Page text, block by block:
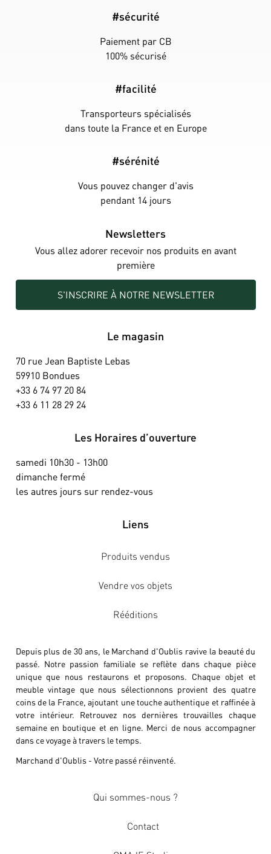
#sécurité
Paiement par CB
100% sécurisé
#facilité
Transporteurs spécialisés
dans toute la France et en Europe
#sérénité
Vous pouvez changer d'avis
pendant 14 jours
Newsletters
Vous allez adorer recevoir nos produits en avant
première
S'INSCRIRE À NOTRE NEWSLETTER
Le magasin
70 rue Jean Baptiste Lebas
59910 Bondues
+33 6 74 97 20 84
+33 6 11 28 29 24
Les Horaires d’ouverture
samedi 10h30 - 13h00
dimanche fermé
les autres jours sur rendez-vous
Liens
Produits vendus
Vendre vos objets
Rééditions
Depuis plus de 30 ans, le Marchand d'Oublis ravive la beauté du
passé. Notre passion familiale se reflète dans chaque pièce
unique que nous restaurons et proposons. Chaque objet et
meuble vintage que nous sélectionnons provient des quatre
coins de la France, ajoutant une touche authentique et raffinée à
votre intérieur. Retrouvez nos dernières trouvailles chaque
semaine en boutique et en ligne. Merci de nous accompagner
dans ce voyage à travers le temps.
Marchand d'Oublis - Votre passé réinventé.
Qui sommes-nous ?
Contact